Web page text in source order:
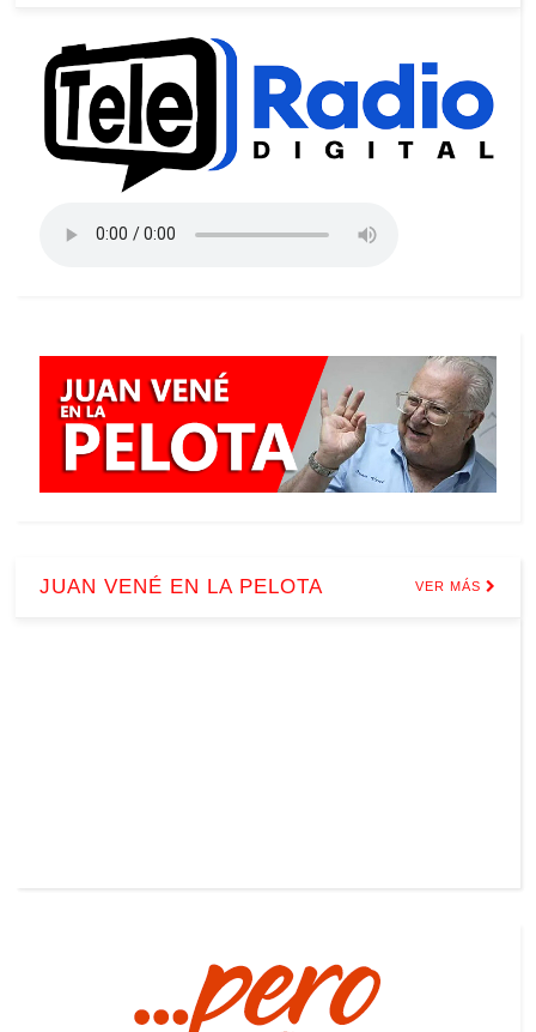
JUAN VENÉ EN LA PELOTA VER MÁS